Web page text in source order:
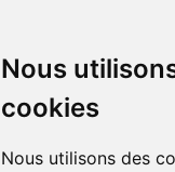
Nous
cookies
Nous utilisons des